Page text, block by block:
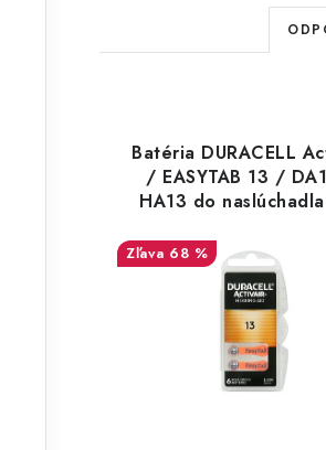
R
a
e
n
e
p
r
o
Batéria DURACELL
/ EASYTAB 13 /
HA13 do
68 %